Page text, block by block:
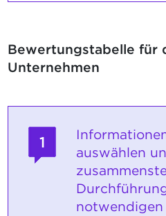
Bewertungstabelle für
Unternehmen
1
auswählen